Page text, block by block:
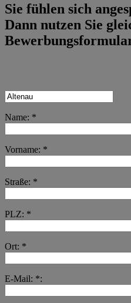
Sie fühlen sich
Dann nutzen Sie
Name: *
Vorname: *
Straße: *
PLZ: *
Ort: *
E-Mail: *: